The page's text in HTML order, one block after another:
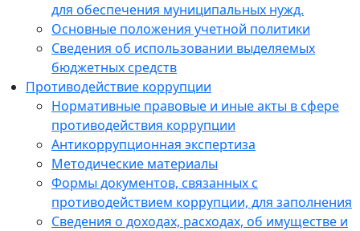
для обеспечения муниципальных нужд.
Основные положения учетной политики
Сведения об использовании выделяемых
бюджетных средств
Противодействие коррупции
Нормативные правовые и иные акты в сфере
противодействия коррупции
Антикоррупционная экспертиза
Методические материалы
Формы документов, связанных с
противодействием коррупции, для заполнения
Сведения о доходах, расходах, об имуществе и